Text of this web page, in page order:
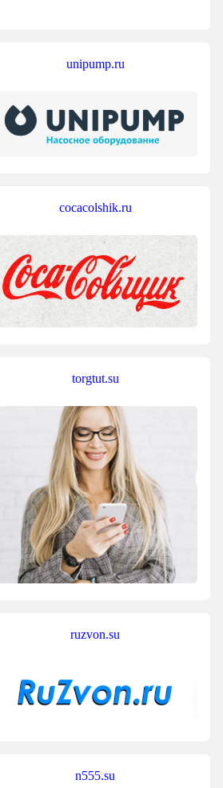
unipump.ru
cocacolshik.ru
torgtut.su
ruzvon.su
n555.su